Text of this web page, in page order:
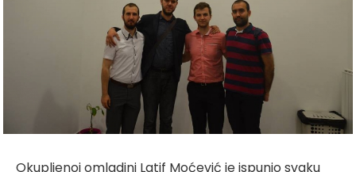
Okupljenoj omladini Latif Moćević je ispunio svaku